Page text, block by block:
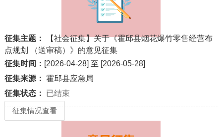
征集主题：
【社会征集】关于《霍邱县烟花爆竹零售经营布
点规划 （送审稿）》的意见征集
征集时间： [2026-04-28] 至 [2026-05-28]
征集来源： 霍邱县应急局
征集状态：
已结束
征集情况查看